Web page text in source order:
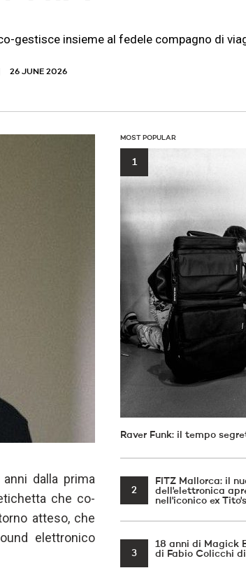
gestisce insieme al fedele compagno di
26 JUNE 2026
dalla prima
che co-
atteso, che
elettronico
MOST POPULAR
1
Raver Funk: il tempo
2
FITZ Mallorca: il
dell'elettronica
nell'iconico ex Tito's
3
18 anni di Magick
di Fabio Colicchi